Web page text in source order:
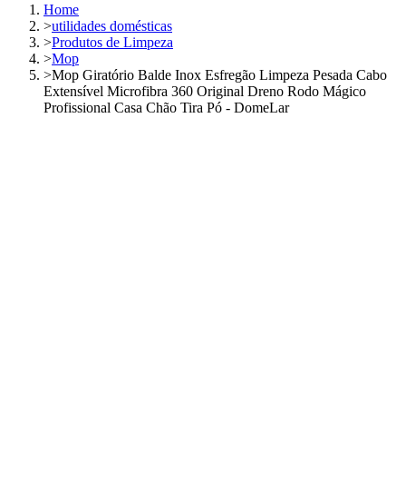
Home
>utilidades domésticas
>Produtos de Limpeza
>Mop
>Mop Giratório Balde Inox Esfregão Limpeza Pesada Cabo
Extensível Microfibra 360 Original Dreno Rodo Mágico
Profissional Casa Chão Tira Pó - DomeLar